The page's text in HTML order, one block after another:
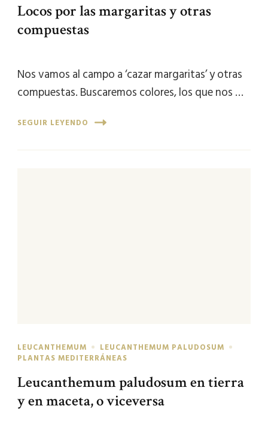
Locos por las margaritas y otras
compuestas
Nos vamos al campo a ‘cazar margaritas’ y otras
compuestas. Buscaremos colores, los que nos …
SEGUIR LEYENDO
LEUCANTHEMUM
LEUCANTHEMUM PALUDOSUM
PLANTAS MEDITERRÁNEAS
Leucanthemum paludosum en tierra
y en maceta, o viceversa